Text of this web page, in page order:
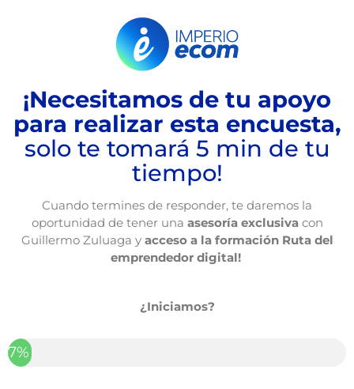
¡Necesitamos de tu apoyo
para realizar esta encuesta,
solo te tomará 5 min de tu
tiempo!
Cuando termines de responder, te daremos la
oportunidad de tener una asesoría exclusivacon
Guillermo Zuluaga y acceso a la formación Ruta del
emprendedor digital!
¿Iniciamos?
7%